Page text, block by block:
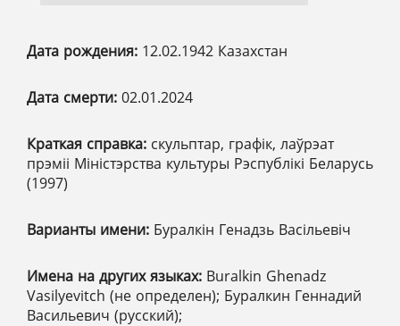
Дата рождения: 12.02.1942 Казахстан
Дата смерти: 02.01.2024
Краткая справка: скульптар, графік, лаўрэат
прэміі Міністэрства культуры Рэспублікі Беларусь
(1997)
Варианты имени: Буралкін Генадзь Васільевіч
Имена на других языках: Buralkin Ghenadz
Vasilyevitch (не определен); Буралкин Геннадий
Васильевич (русский);